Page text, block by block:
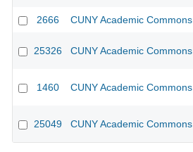
2666 CUNY Academic Commons
25326 CUNY Academic Commons
1460 CUNY Academic Commons
25049 CUNY Academic Commons